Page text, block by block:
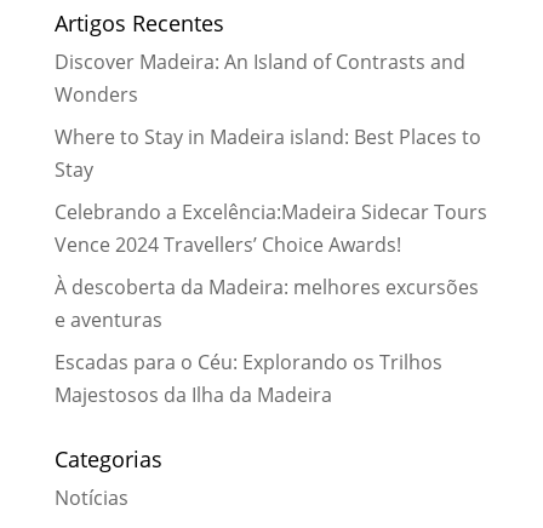
Artigos Recentes
Discover Madeira: An Island of Contrasts and
Wonders
Where to Stay in Madeira island: Best Places to
Stay
Celebrando a Excelência:Madeira Sidecar Tours
Vence 2024 Travellers’ Choice Awards!
À descoberta da Madeira: melhores excursões
e aventuras
Escadas para o Céu: Explorando os Trilhos
Majestosos da Ilha da Madeira
Categorias
Notícias